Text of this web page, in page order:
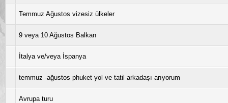
Temmuz Ağustos vizesiz ülkeler
9 veya 10 Ağustos Balkan
İtalya ve/veya İspanya
temmuz -ağustos phuket yol ve tatil arkadaşı arıyorum
Avrupa turu